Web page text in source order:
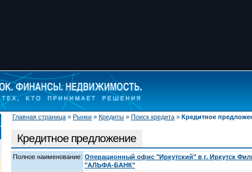
Главная страница » Рынки » Кредиты » Поиск кредита » Кредитное
Кредитное предложение
Полное наименование: Операционный офис "Иркутский" в г. Иркутск
"АЛЬФА-БАНК"